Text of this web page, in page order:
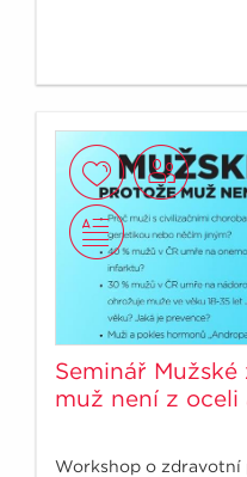
Seminář
muž není z oceli
Workshop o zdravotní